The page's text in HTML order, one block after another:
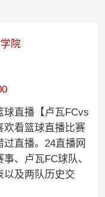
院
球直播【卢瓦FCvs
欢看篮球直播比赛
直播。24直播网
、卢瓦FC球队、
以及两队历史交